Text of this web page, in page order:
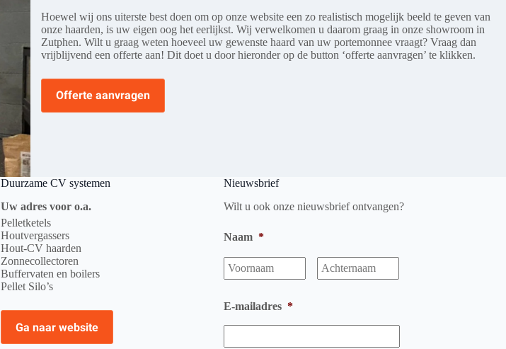
Hoewel wij ons uiterste best doen om op onze website een zo realistisch mogelijk beeld te geven van
onze haarden, is uw eigen oog het eerlijkst. Wij verwelkomen u daarom graag in onze showroom in
Zutphen. Wilt u graag weten hoeveel uw gewenste haard van uw portemonnee vraagt? Vraag dan
vrijblijvend een offerte aan! Dit doet u door hieronder op de button ‘offerte aanvragen’ te klikken.
Offerte aanvragen
Duurzame CV systemen
Uw adres voor o.a.
Pelletketels
Houtvergassers
Hout-CV haarden
Zonnecollectoren
Buffervaten en boilers
Pellet Silo’s
Ga naar website
Nieuwsbrief
Wilt u ook onze nieuwsbrief ontvangen?
Naam *
Voornaam
E-mailadres *